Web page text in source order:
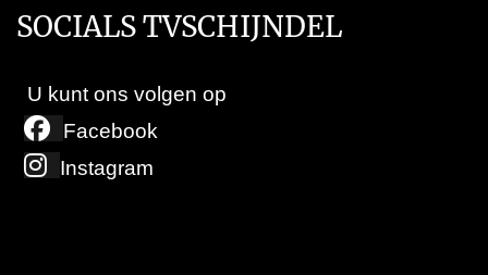
SOCIALS TVSCHIJNDEL
U kunt ons volgen op
Facebook
Instagram